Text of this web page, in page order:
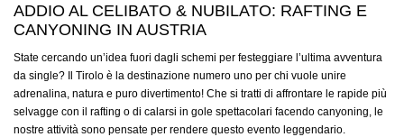
ADDIO AL CELIBATO & NUBILATO: RAFTING E
CANYONING IN AUSTRIA
State cercando un’idea fuori dagli schemi per festeggiare l’ultima avventura
da single? Il Tirolo è la destinazione numero uno per chi vuole unire
adrenalina, natura e puro divertimento! Che si tratti di affrontare le rapide più
selvagge con il rafting o di calarsi in gole spettacolari facendo canyoning, le
nostre attività sono pensate per rendere questo evento leggendario.